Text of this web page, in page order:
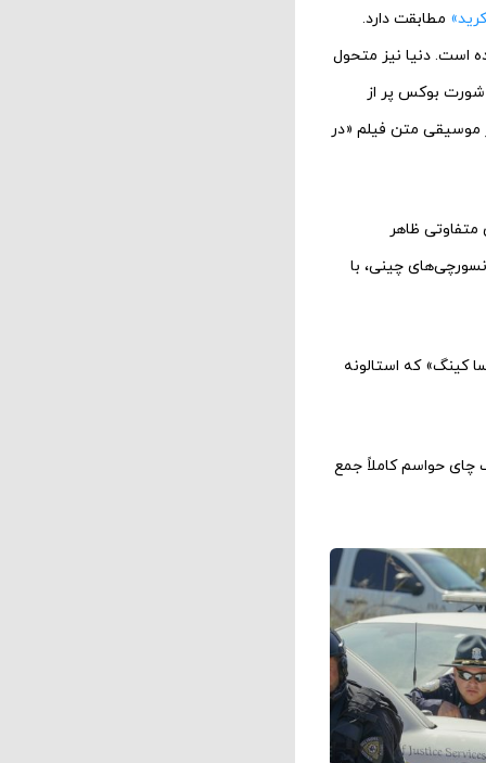
مطابقت دارد.
است. دنیا نیز متحول
شورت بوکس پر از
موسیقی متن فیلم «در
ظاهر
چینی، با
کینگ» که استالونه
چای حواسم کاملاً جمع